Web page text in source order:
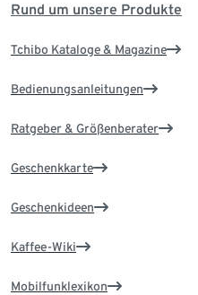
Rund um unsere Produkte
Tchibo Kataloge & Magazine
Bedienungsanleitungen
Ratgeber & Größenberater
Geschenkkarte
Geschenkideen
Kaffee-Wiki
Mobilfunklexikon